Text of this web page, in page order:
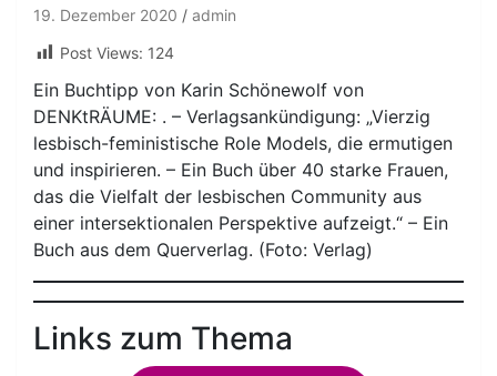
19. Dezember 2020
admin
Post Views: 124
Ein Buchtipp von Karin Schönewolf von
DENKtRÄUME: . – Verlagsankündigung: „Vierzig
lesbisch-feministische Role Models, die ermutigen
und inspirieren. – Ein Buch über 40 starke Frauen,
das die Vielfalt der lesbischen Community aus
einer intersektionalen Perspektive aufzeigt.“ – Ein
Buch aus dem Querverlag. (Foto: Verlag)
Links zum Thema